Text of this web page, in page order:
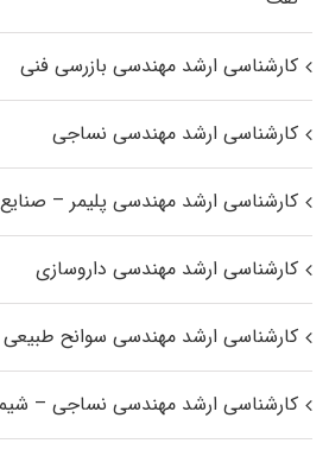
کارشناسی ارشد مهندسی بازرسی فنی
کارشناسی ارشد مهندسی نساجی
کارشناسی ارشد مهندسی پلیمر –
کارشناسی ارشد مهندسی داروسازی
کارشناسی ارشد مهندسی سوانح طبیعی
کارشناسی ارشد مهندسی نساجی –